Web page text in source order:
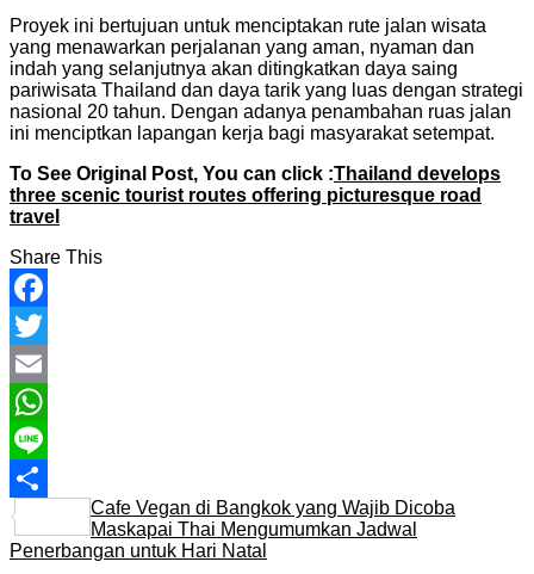
Proyek ini bertujuan untuk menciptakan rute jalan wisata
yang menawarkan perjalanan yang aman, nyaman dan
indah yang selanjutnya akan ditingkatkan daya saing
pariwisata Thailand dan daya tarik yang luas dengan strategi
nasional 20 tahun. Dengan adanya penambahan ruas jalan
ini menciptkan lapangan kerja bagi masyarakat setempat.
To See Original Post, You can click :Thailand develops
three scenic tourist routes offering picturesque road
travel
Share This
Facebook
Twitter
Email
WhatsApp
Line
Share
Cafe Vegan di Bangkok yang Wajib Dicoba
Maskapai Thai Mengumumkan Jadwal
Penerbangan untuk Hari Natal